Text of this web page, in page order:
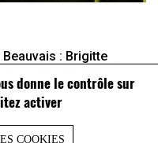
donne le contrôle sur
activer
COOKIES
: Brigitte